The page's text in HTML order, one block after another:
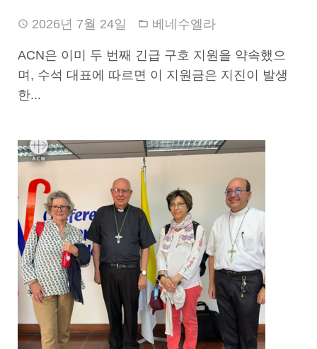
2026년 7월 24일 베네수엘라
ACN은 이미 두 번째 긴급 구호 지원을 약속했으
며, 수석 대표에 따르면 이 지원금은 지진이 발생
한...